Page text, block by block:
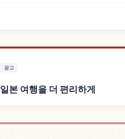
광고
일본 여행을 더 편리하게